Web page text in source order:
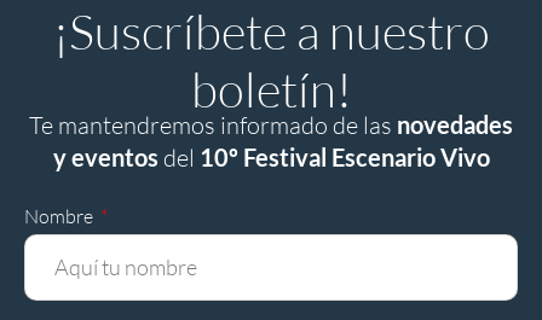
¡Suscríbete a nuestro
boletín!
Te mantendremos informado de las novedades
y eventos del 10º Festival Escenario Vivo
Nombre